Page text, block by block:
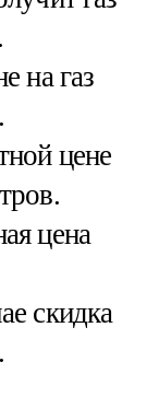
на газ
цене
цена
скидка